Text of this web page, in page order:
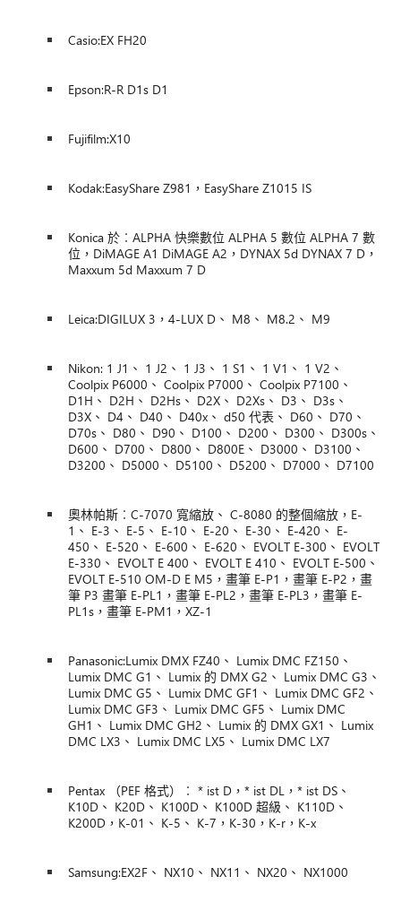
Casio:EX FH20
Epson:R-R D1s D1
Fujifilm:X10
Kodak:EasyShare Z981，EasyShare Z1015 IS
Konica 於︰ALPHA 快樂數位 ALPHA 5 數位 ALPHA 7 數
位，DiMAGE A1 DiMAGE A2，DYNAX 5d DYNAX 7 D，
Maxxum 5d Maxxum 7 D
Leica:DIGILUX 3，4-LUX D、 M8、 M8.2、 M9
Nikon: 1 J1、 1 J2、 1 J3、 1 S1、 1 V1、 1 V2、
Coolpix P6000、 Coolpix P7000、 Coolpix P7100、
D1H、 D2H、 D2Hs、 D2X、 D2Xs、 D3、 D3s、
D3X、 D4、 D40、 D40x、 d50 代表、 D60、 D70、
D70s、 D80、 D90、 D100、 D200、 D300、 D300s、
D600、 D700、 D800、 D800E、 D3000、 D3100、
D3200、 D5000、 D5100、 D5200、 D7000、 D7100
奧林帕斯︰C-7070 寬縮放、 C-8080 的整個縮放，E-
1、 E-3、 E-5、 E-10、 E-20、 E-30、 E-420、 E-
450、 E-520、 E-600、 E-620、 EVOLT E-300、 EVOLT
E-330、 EVOLT E 400、 EVOLT E 410、 EVOLT E-500、
EVOLT E-510 OM-D E M5，畫筆 E-P1，畫筆 E-P2，畫
筆 P3 畫筆 E-PL1，畫筆 E-PL2，畫筆 E-PL3，畫筆 E-
PL1s，畫筆 E-PM1，XZ-1
Panasonic:Lumix DMX FZ40、 Lumix DMC FZ150、
Lumix DMC G1、 Lumix 的 DMX G2、 Lumix DMC G3、
Lumix DMC G5、 Lumix DMC GF1、 Lumix DMC GF2、
Lumix DMC GF3、 Lumix DMC GF5、 Lumix DMC
GH1、 Lumix DMC GH2、 Lumix 的 DMX GX1、 Lumix
DMC LX3、 Lumix DMC LX5、 Lumix DMC LX7
Pentax （PEF 格式）︰ * ist D，* ist DL，* ist DS、
K10D、 K20D、 K100D、 K100D 超級、 K110D、
K200D，K-01、 K-5、 K-7，K-30，K-r，K-x
Samsung:EX2F、 NX10、 NX11、 NX20、 NX1000